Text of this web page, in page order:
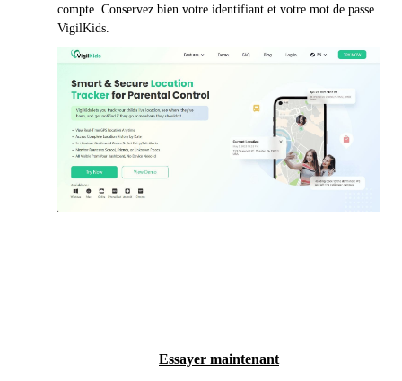
compte. Conservez bien votre identifiant et votre mot de passe
VigilKids.
Essayer maintenant